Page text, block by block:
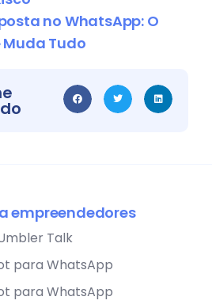
no WhatsApp: O
Tudo
empreendedores
Talk
para WhatsApp
para WhatsApp